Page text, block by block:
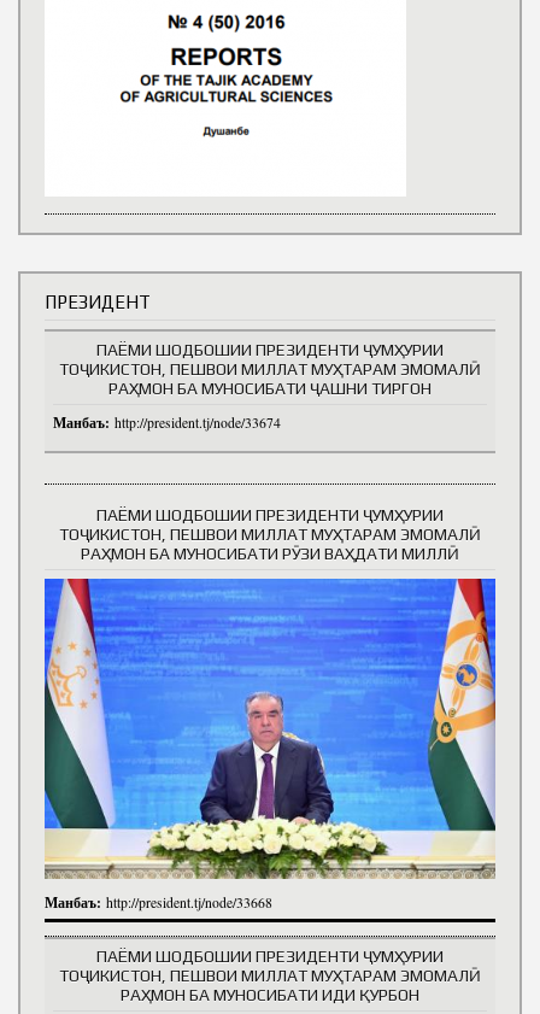
ПРЕЗИДЕНТ
ПАЁМИ ШОДБОШИИ ПРЕЗИДЕНТИ ҶУМҲУРИИ
ТОҶИКИСТОН, ПЕШВОИ МИЛЛАТ МУҲТАРАМ ЭМОМАЛӢ
РАҲМОН БА МУНОСИБАТИ ҶАШНИ ТИРГОН
Манбаъ: http://president.tj/node/33674
ПАЁМИ ШОДБОШИИ ПРЕЗИДЕНТИ ҶУМҲУРИИ
ТОҶИКИСТОН, ПЕШВОИ МИЛЛАТ МУҲТАРАМ ЭМОМАЛӢ
РАҲМОН БА МУНОСИБАТИ РӮЗИ ВАҲДАТИ МИЛЛӢ
Манбаъ: http://president.tj/node/33668
ПАЁМИ ШОДБОШИИ ПРЕЗИДЕНТИ ҶУМҲУРИИ
ТОҶИКИСТОН, ПЕШВОИ МИЛЛАТ МУҲТАРАМ ЭМОМАЛӢ
РАҲМОН БА МУНОСИБАТИ ИДИ ҚУРБОН